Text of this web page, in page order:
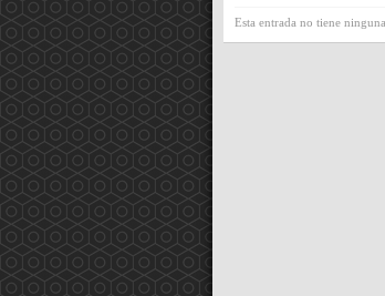
Esta entrada no tiene